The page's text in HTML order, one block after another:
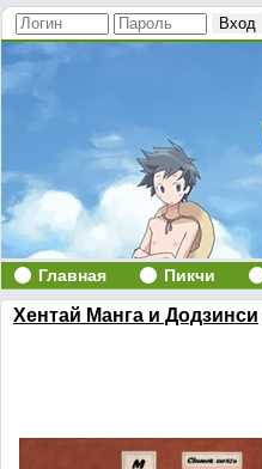
Главная Пикчи
Хентай Манга и Додзинси